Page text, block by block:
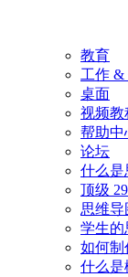
教育
工作 &
桌面
视频教
帮助中
论坛
什么是
顶级
思维
学生的
如何制
什么是